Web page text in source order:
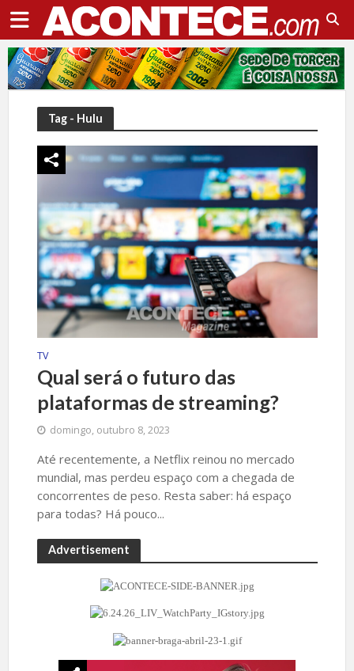
Tag - Hulu
TV
Qual será o futuro das
plataformas de streaming?
domingo, outubro 8, 2023
Até recentemente, a Netflix reinou no mercado
mundial, mas perdeu espaço com a chegada de
concorrentes de peso. Resta saber: há espaço
para todas? Há pouco...
Advertisement